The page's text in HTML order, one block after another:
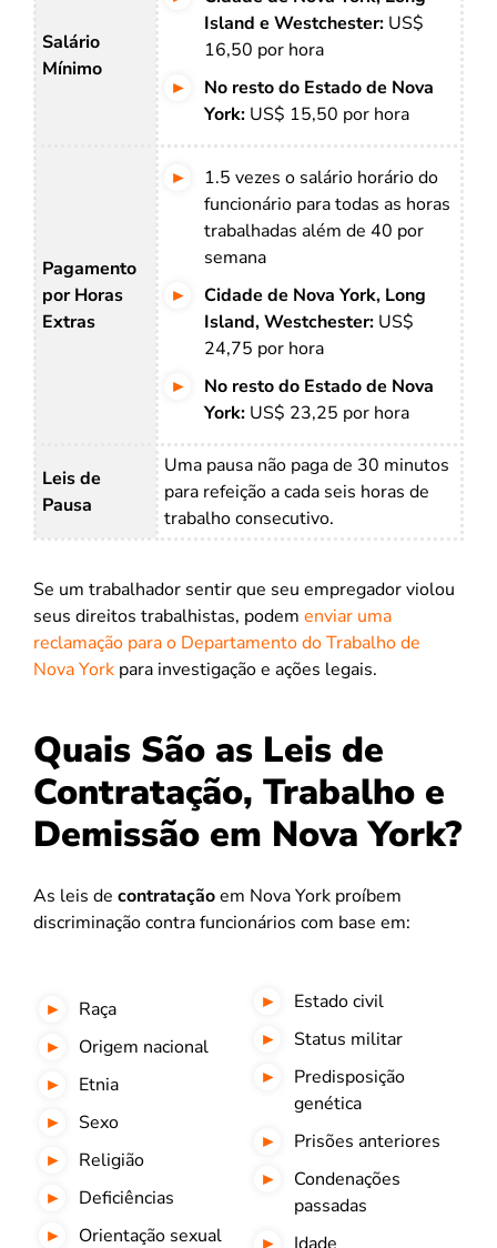
Salário
Mínimo
Island e Westchester: US$
16,50 por hora
No resto do Estado de Nova
York: US$ 15,50 por hora
Pagamento
por Horas
Extras
1.5 vezes o salário horário do
funcionário para todas as horas
trabalhadas além de 40 por
semana
Cidade de Nova York, Long
Island, Westchester: US$
24,75 por hora
No resto do Estado de Nova
York: US$ 23,25 por hora
Leis de
Pausa
Uma pausa não paga de 30 minutos
para refeição a cada seis horas de
trabalho consecutivo.
Se um trabalhador sentir que seu empregador violou
seus direitos trabalhistas, podem enviar uma
reclamação para o Departamento do Trabalho de
Nova York para investigação e ações legais.
Quais São as Leis de
Contratação, Trabalho e
Demissão em Nova York?
As leis de contrataçãoem Nova York proíbem
discriminação contra funcionários com base em:
Raça
Origem nacional
Etnia
Sexo
Religião
Deficiências
Orientação sexual
Estado civil
Status militar
Predisposição
genética
Prisões anteriores
Condenações
passadas